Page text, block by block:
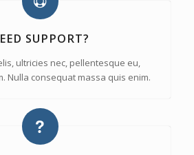
SUPPORT?
ultricies nec, pellentesque eu,
Nulla consequat massa quis enim.